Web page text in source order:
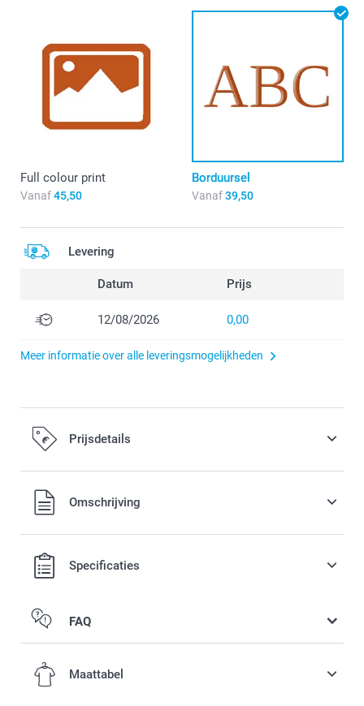
Full colour print
Vanaf45,50
Borduursel
Vanaf39,50
Levering
Datum Prijs
12/08/2026 0,00
Meer informatie over alle leveringsmogelijkheden
Prijsdetails
Alle prijzen zijn inclusief BTW
Omschrijving
Specificaties
FAQ
Maattabel